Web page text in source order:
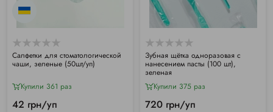
Салфетки для стоматологической
чаши, зеленые (50шт/уп)
Купили 361 раз
42 грн/уп
Зубная щётка одноразовая с
нанесением пасты (100 шт),
зеленая
Купили 375 раз
720 грн/уп